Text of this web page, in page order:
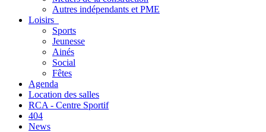
Autres indépendants et PME
Loisirs
Sports
Jeunesse
Ainés
Social
Fêtes
Agenda
Location des salles
RCA - Centre Sportif
404
News